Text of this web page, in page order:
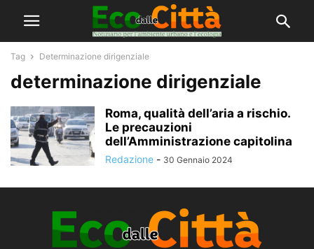
Tag Determinazione dirigenziale
determinazione dirigenziale
Roma, qualità dell’aria a rischio.
Le precauzioni
dell’Amministrazione capitolina
Redazione - 30 Gennaio 2024